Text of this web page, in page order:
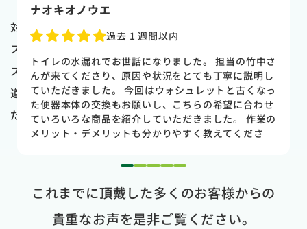
対応範囲は一般のご家庭にとどまらず、企業、オフィ
ス、医療機関、飲食店、工場など多様なお客様のニー
ズにもお応えしております。桑名市エリアにおいて水
道に関してお困りの際は、どうぞご遠慮なくご相談く
ださい。
naoki higasi
1 か月前
トイレの水漏れがあり来ていただきました。水漏れ箇
所もすぐに判明しました。10数年使用していた一体型
のトイレだった為使いやすさ等しっかりと説明してい
ただき交換する事になりました。正直痛い出費でした
が発見が早かったので壁や床の工事を考えるとまだ費
用は抑えれました。今回担当して頂いた竹中さんは人
た。 今回は2階のトイレでしたが、1階のトイレも修
た。
1 2 3 4 5
これまでに頂戴した多くのお客様からの
貴重なお声を是非ご覧ください。